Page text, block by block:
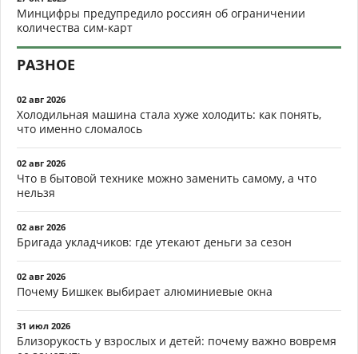
Минцифры предупредило россиян об ограничении
количества сим-карт
РАЗНОЕ
02 авг 2026
Холодильная машина стала хуже холодить: как понять,
что именно сломалось
02 авг 2026
Что в бытовой технике можно заменить самому, а что
нельзя
02 авг 2026
Бригада укладчиков: где утекают деньги за сезон
02 авг 2026
Почему Бишкек выбирает алюминиевые окна
31 июл 2026
Близорукость у взрослых и детей: почему важно вовремя